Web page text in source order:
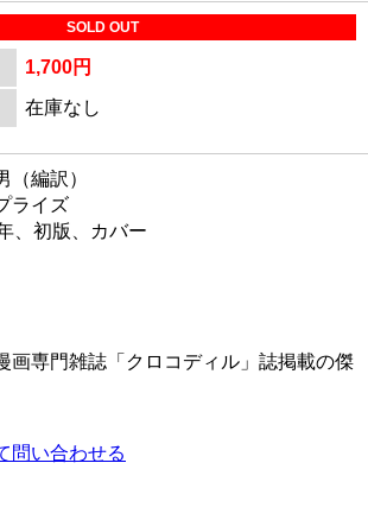
SOLD OUT
1,700円
在庫なし
（編訳）
ライズ
、初版、カバー
画専門雑誌「クロコディル」誌掲載の傑
問い合わせる